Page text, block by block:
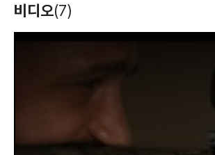
비디오(7)